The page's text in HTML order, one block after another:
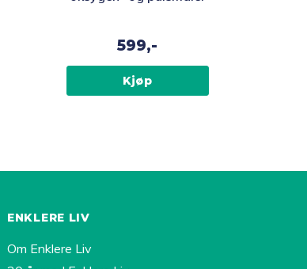
599,-
Kjøp
ENKLERE LIV
Om Enklere Liv